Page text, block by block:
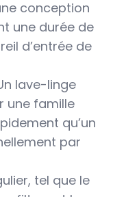
conception
une durée de
d’entrée de
lave-linge
une famille
qu’un
par
tel que le